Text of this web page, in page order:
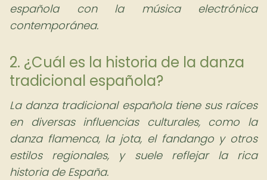
española con la música electrónica
contemporánea.
2. ¿Cuál es la historia de la danza
tradicional española?
La danza tradicional española tiene sus raíces
en diversas influencias culturales, como la
danza flamenca, la jota, el fandango y otros
estilos regionales, y suele reflejar la rica
historia de España.